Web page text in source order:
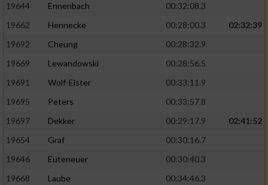
19644
Ennenbach
00:32:08.3
19662
Hennecke 00:28:00.3
02:32:39
19692
Cheung
00:28:32.9
19669
Lewandowski
00:28:56.5
19691
Wolf-Elster
00:33:11.9
19695
Peters
00:33:57.8
19697
Dekker 00:29:17.9
02:41:52
19654
Graf
00:30:16.7
19646
Euteneuer
00:30:40.3
19668
Laube 00:34:46.3